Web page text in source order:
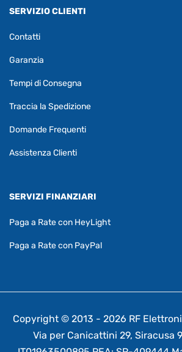
SERVIZIO CLIENTI
Contatti
Garanzia
Tempi di Consegna
Traccia la Spedizione
Domande Frequenti
Assistenza Clienti
SERVIZI FINANZIARI
Paga a Rate con HeyLight
Paga a Rate con PayPal
Copyright © 2013 - 2026 RF
Via per Canicattini 29, Siracusa